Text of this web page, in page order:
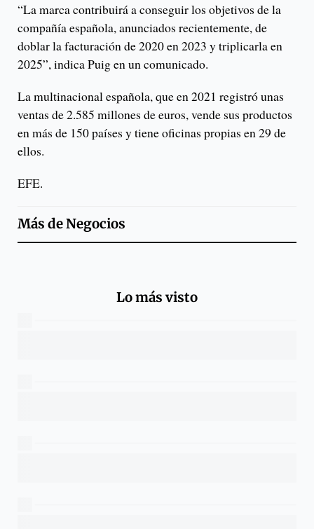
“La marca contribuirá a conseguir los objetivos de la
compañía española, anunciados recientemente, de
doblar la facturación de 2020 en 2023 y triplicarla en
2025”, indica Puig en un comunicado.
La multinacional española, que en 2021 registró unas
ventas de 2.585 millones de euros, vende sus productos
en más de 150 países y tiene oficinas propias en 29 de
ellos.
EFE.
Más deNegocios
Lo más visto